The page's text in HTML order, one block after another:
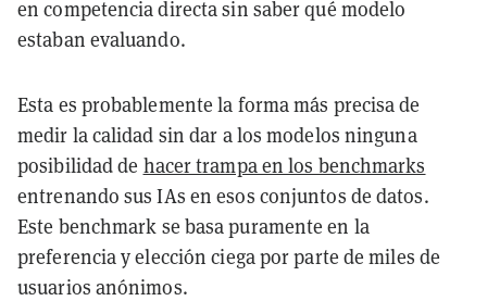
en competencia directa sin saber qué modelo
estaban evaluando.
Esta es probablemente la forma más precisa de
medir la calidad sin dar a los modelos ninguna
posibilidad de hacer trampa en los benchmarks
entrenando sus IAs en esos conjuntos de datos.
Este benchmark se basa puramente en la
preferencia y elección ciega por parte de miles de
usuarios anónimos.